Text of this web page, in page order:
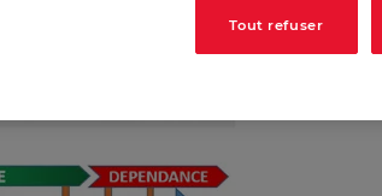
Tout refuser